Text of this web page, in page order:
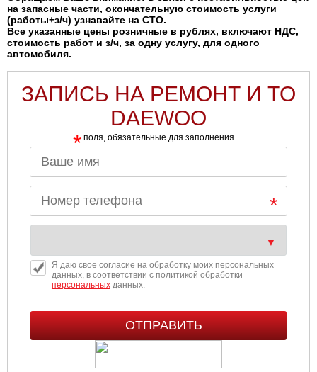
на запасные части, окончательную стоимость услуги
(работы+з/ч) узнавайте на СТО.
Все указанные цены розничные в рублях, включают НДС,
стоимость работ и з/ч, за одну услугу, для одного
автомобиля.
ЗАПИСЬ НА РЕМОНТ И ТО
DAEWOO
* поля, обязательные для заполнения
Я даю свое согласие на обработку моих персональных
данных, в соответствии с политикой обработки
персональныхданных.